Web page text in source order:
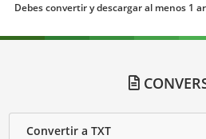
Debes convertir y descargar al menos 1
Convertir a TXT